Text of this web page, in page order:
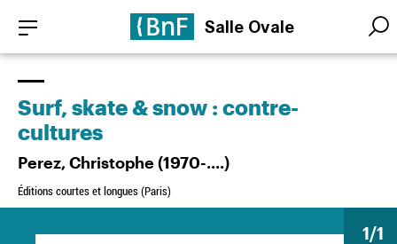
contenu
principal
Salle Ovale
1/1
Surf, skate & snow : contre-
cultures
Perez, Christophe (1970-....)
Éditions courtes et longues (Paris)
Panneau de gestion des cookies